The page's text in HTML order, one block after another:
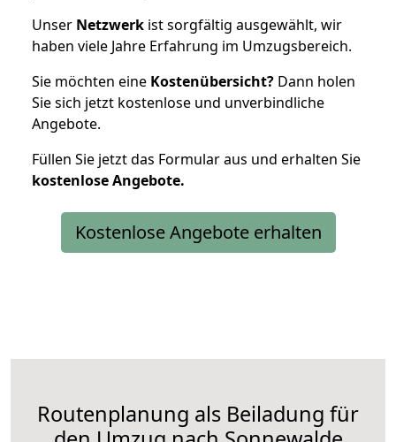
Unser Netzwerk ist sorgfältig ausgewählt, wir
haben viele Jahre Erfahrung im Umzugsbereich.
Sie möchten eine Kostenübersicht? Dann holen
Sie sich jetzt kostenlose und unverbindliche
Angebote.
Füllen Sie jetzt das Formular aus und erhalten Sie
kostenloseAngebote.
Kostenlose Angebote erhalten
Routenplanung als Beiladung für